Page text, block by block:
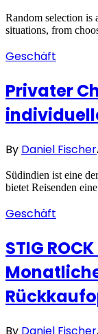
Random selection is
situations, from
Geschäft
Privater
By Daniel Fischer
Südindien ist eine
bietet Reisenden
Geschäft
STIG
By Daniel Fischer